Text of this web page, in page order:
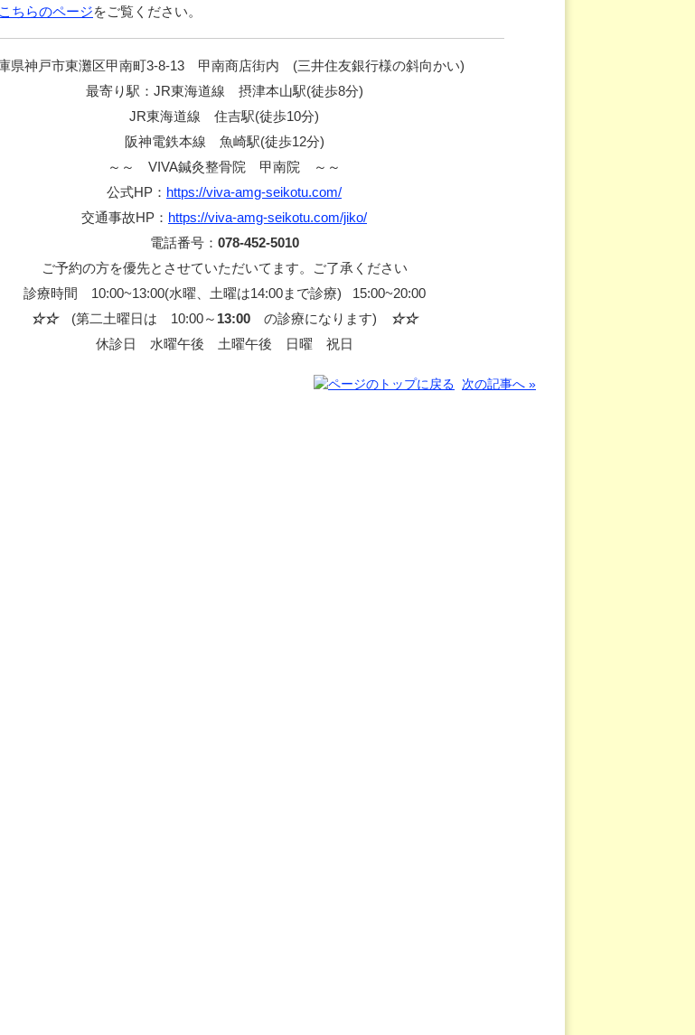
こちらのページをご覧ください。
県神戸市東灘区甲南町3-8-13 甲南商店街内 (三井住友銀行様の斜向かい)
最寄り駅：JR東海道線 摂津本山駅(徒歩8分)
JR東海道線 住吉駅(徒歩10分)
阪神電鉄本線 魚崎駅(徒歩12分)
～～ VIVA鍼灸整骨院 甲南院 ～～
公式HP： https://viva-amg-seikotu.com/
交通事故HP： https://viva-amg-seikotu.com/jiko/
電話番号： 078-452-5010
ご予約の方を優先とさせていただいてます。ご了承ください
診療時間 10:00~13:00(水曜、土曜は14:00まで診療) 15:00~20:00
☆☆(第二土曜日は 10:00～ 13:00 の診療になります)
☆☆
休診日 水曜午後 土曜午後 日曜 祝日
次の記事へ »